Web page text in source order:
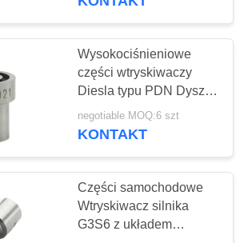
testowe
Rail
20
Wysokociśnieniowe
części wtryskiwaczy
Diesla typu PDN Dysza
wtryskiwacza paliwa
DN0PD21
negotiable MOQ:6 szt
KONTAKT
Części samochodowe
Wtryskiwacz silnika
G3S6 z układem